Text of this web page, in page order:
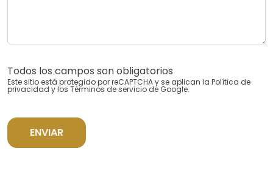
Todos los campos son obligatorios
Este sitio está protegido por reCAPTCHA y se aplican la Política de
privacidad y los Términos de servicio de Google.
ENVIAR